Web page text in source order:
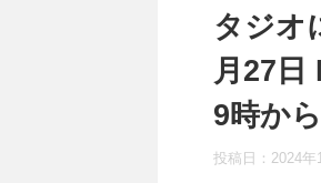
タジオ
月27日
9時から
投稿日： 2024年